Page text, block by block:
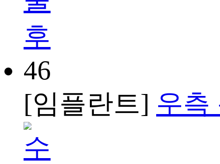
46
[임플란트] 우측